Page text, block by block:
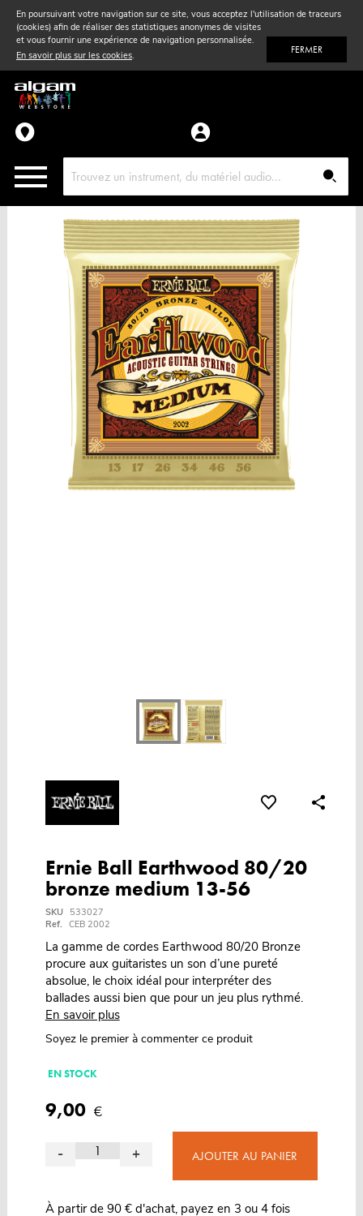
En poursuivant votre navigation sur ce site, vous acceptez l'utilisation de traceurs
(cookies) afin de réaliser des statistiques anonymes de visites
et vous fournir une expérience de navigation personnalisée.
En savoir plus sur les cookies. FERMER
Vent& Violon
Accessoires
Pièces détachées
Ernie Ball Earthwood 80/20
bronze medium 13-56
SKU
533027
Ref. CEB 2002
La gamme de cordes Earthwood 80/20 Bronze
procure aux guitaristes un son d’une pureté
absolue, le choix idéal pour interpréter des
ballades aussi bien que pour un jeu plus rythmé.
En savoir plus
Soyez le premier à commenter ce produit
EN STOCK
9,00 €
- + AJOUTER AU PANIER
À partir de 90 € d'achat, payez en 3 ou 4 fois